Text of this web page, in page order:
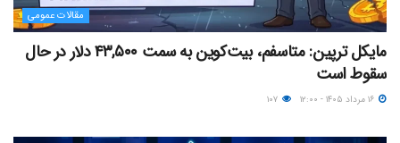
مقالات عمومی
مایکل ترپین: متاسفم، بیت‌کوین به سمت ۴۳,۵۰۰ دلار در حال
سقوط است